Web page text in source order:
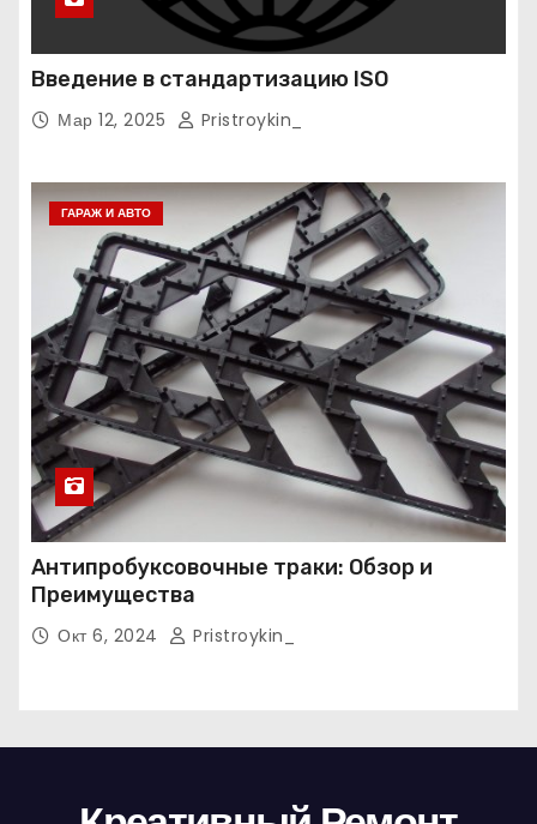
Введение в стандартизацию ISO
Мар 12, 2025 Pristroykin_
ГАРАЖ И АВТО
Антипробуксовочные траки: Обзор и
Преимущества
Окт 6, 2024 Pristroykin_